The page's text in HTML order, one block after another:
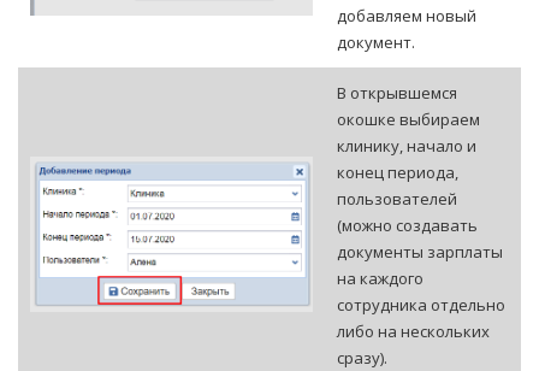
добавляем новый
документ.
В открывшемся
окошке выбираем
клинику, начало и
конец периода,
пользователей
(можно создавать
документы зарплаты
на каждого
сотрудника отдельно
либо на нескольких
сразу).